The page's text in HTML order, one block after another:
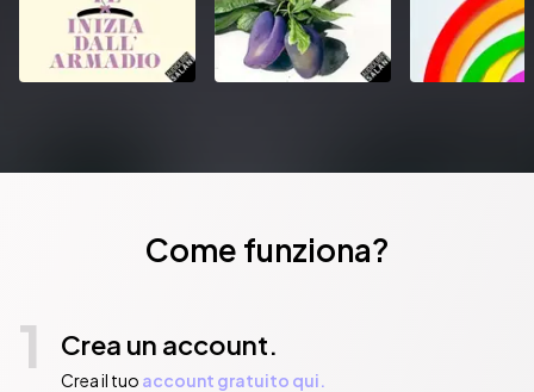
Come funziona?
1 Crea un account.
Crea il tuo account gratuito qui.